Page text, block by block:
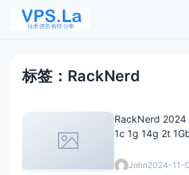
标签：RackNerd
RackNerd 2024
1c 1g 14g 2t
John2024-11-